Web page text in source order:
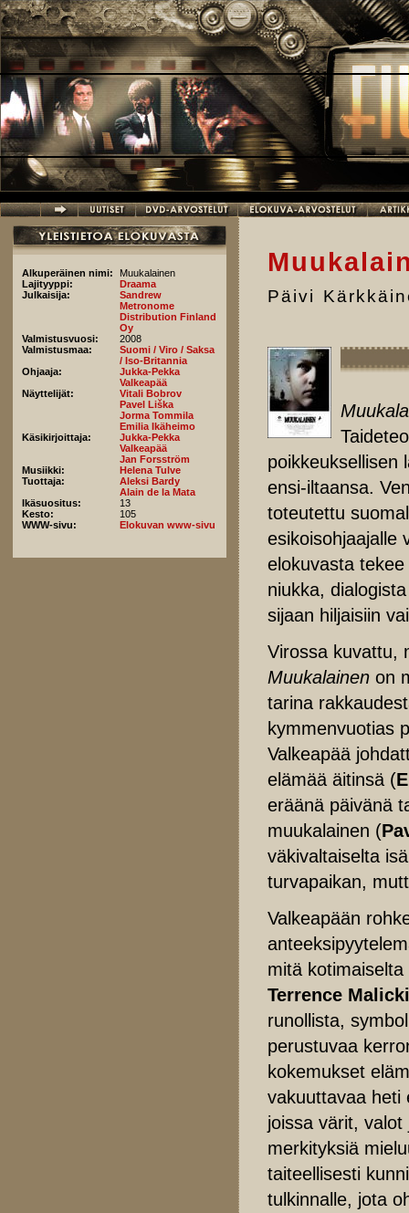
Hyppää pääsisältöön
Alkuperäinen nimi:
Muukalainen
Lajityyppi:
Draama
Julkaisija:
Sandrew
Metronome
Distribution Finland
Oy
Valmistusvuosi:
2008
Valmistusmaa:
Suomi / Viro / Saksa
/ Iso-Britannia
Ohjaaja:
Jukka-Pekka
Valkeapää
Näyttelijät:
Vitali Bobrov
Pavel Liška
Jorma Tommila
Emilia Ikäheimo
Käsikirjoittaja:
Jukka-Pekka
Valkeapää
Jan Forsström
Musiikki:
Helena Tulve
Tuottaja:
Aleksi Bardy
Alain de la Mata
Ikäsuositus:
13
Kesto:
105
WWW-sivu:
Elokuvan www-sivu
Päivi
poikkeuksellisen
ensi-iltaansa.
toteutettu
esikoisohjaajalle
elokuvasta
niukka,
sijaan hiljaisiin
Virossa kuvattu,
Muukalainen on
tarina
kymmenvuotias
Valkeapää
elämää äitinsä (
eräänä päivänä
muukalainen (
väkivaltaiselta
turvapaikan,
Valkeapään
mitä
Terrence
runollista,
perustuvaa
kokemukset
vakuuttavaa heti
joissa värit,
merkityksiä
taiteellisesti
tulkinnalle, jota